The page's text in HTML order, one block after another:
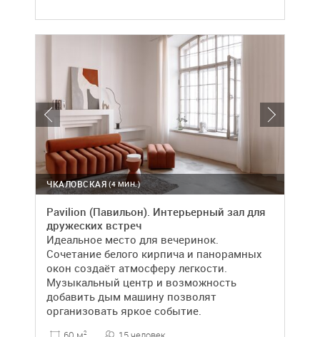
(4 МИН.)
ЧКАЛОВСКАЯ
Pavilion (Павильон). Интерьерный зал для
дружеских встреч
Идеальное место для вечеринок.
Сочетание белого кирпича и панорамных
окон создаёт атмосферу легкости.
Музыкальный центр и возможность
добавить дым машину позволят
организовать яркое событие.
2